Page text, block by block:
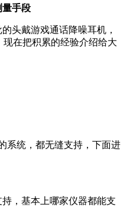
量手段
头戴游戏通话降噪耳机，
在把积累的经验介绍给大
系统，都无缝支持，下面进
，基本上哪家仪器都能支